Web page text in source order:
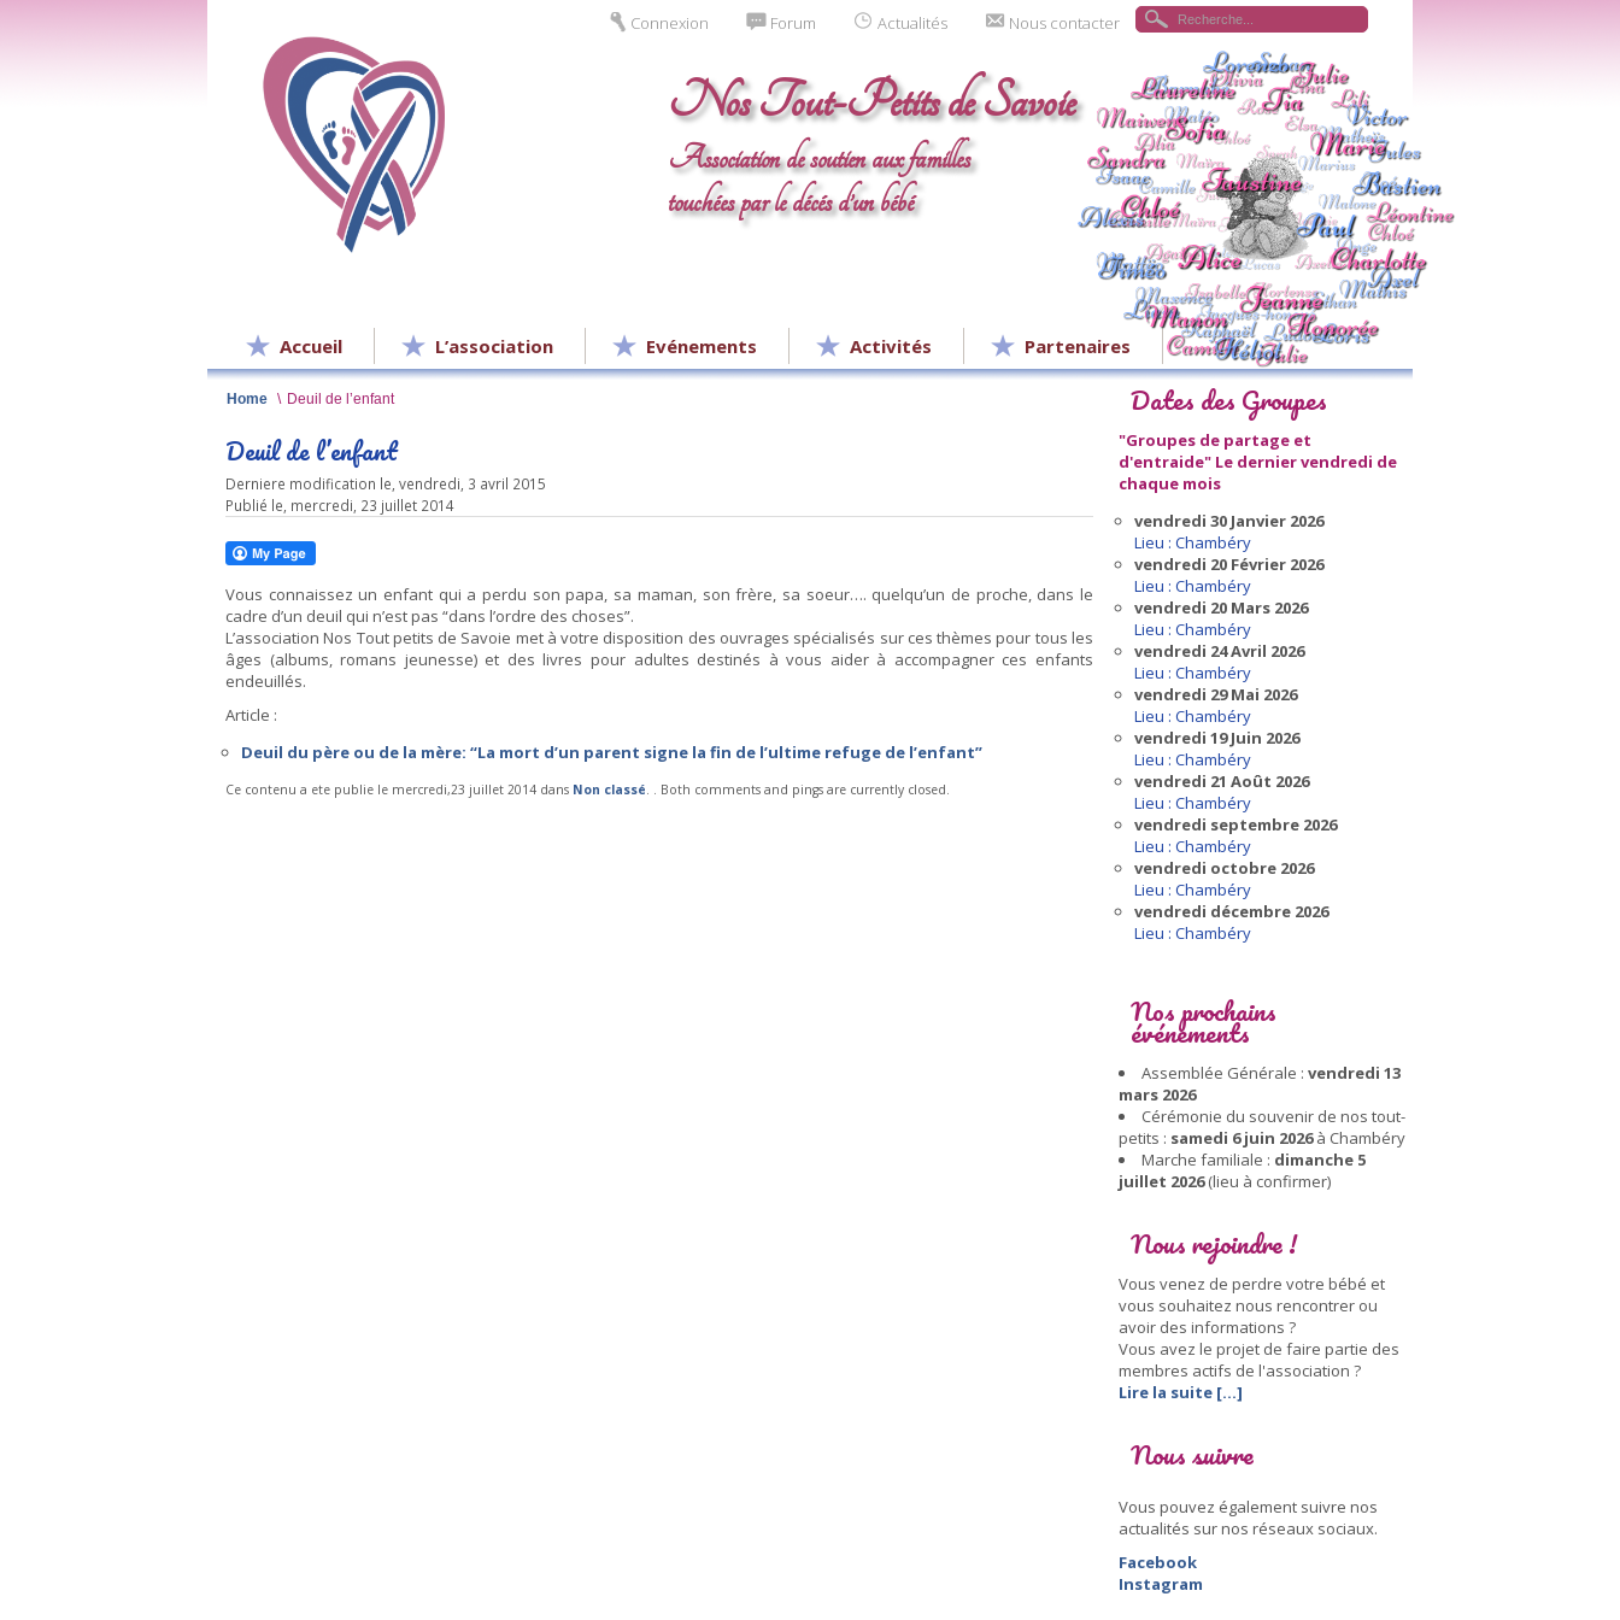
Connexion Forum Actualités Nous contacter
Nos Tout-Petits de Savoie
Association de soutien aux familles
touchées par le décés d’un bébé
Accueil L’association Evénements Activités Partenaires
Home \ Deuil de l’enfant
Deuil de l’enfant
Derniere modification le, vendredi, 3 avril 2015
Publié le, mercredi, 23 juillet 2014
Vous connaissez un enfant qui a perdu son papa, sa maman, son frère, sa soeur…. quelqu’un de proche, dans le
cadre d’un deuil qui n’est pas “dans l’ordre des choses”.
L’association Nos Tout petits de Savoie met à votre disposition des ouvrages spécialisés sur ces thèmes pour tous les
âges (albums, romans jeunesse) et des livres pour adultes destinés à vous aider à accompagner ces enfants
endeuillés.
Article :
Deuil du père ou de la mère: “La mort d’un parent signe la fin de l’ultime refuge de l’enfant”
Ce contenu a ete publie le mercredi,23 juillet 2014 dans Non classé. . Both comments and pings are currently closed.
Dates des Groupes
"Groupes de partage et
d'entraide" Le dernier vendredi de
chaque mois
vendredi 30 Janvier 2026
Lieu : Chambéry
vendredi 20 Février 2026
Lieu : Chambéry
vendredi 20 Mars 2026
Lieu : Chambéry
vendredi 24 Avril 2026
Lieu : Chambéry
vendredi 29 Mai 2026
Lieu : Chambéry
vendredi 19 Juin 2026
Lieu : Chambéry
vendredi 21 Août 2026
Lieu : Chambéry
vendredi septembre 2026
Lieu : Chambéry
vendredi octobre 2026
Lieu : Chambéry
vendredi décembre 2026
Lieu : Chambéry
Nos prochains
événements
Assemblée Générale : vendredi 13
mars 2026
Cérémonie du souvenir de nos tout-
petits : samedi 6 juin 2026à Chambéry
Marche familiale : dimanche 5
juillet 2026(lieu à confirmer)
Nous rejoindre !
Vous venez de perdre votre bébé et
vous souhaitez nous rencontrer ou
avoir des informations ?
Vous avez le projet de faire partie des
membres actifs de l'association ?
Lire la suite [...]
Nous suivre
Vous pouvez également suivre nos
actualités sur nos réseaux sociaux.
Facebook
Instagram